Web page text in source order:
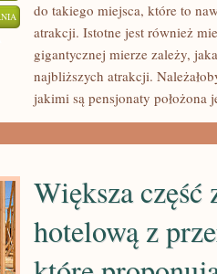
ZIMOWY
WYPAD
GÓRY
do takiego miejsca, które to
atrakcji. Istotne jest również
gigantycznej mierze zależy,
najbliższych atrakcji.
jakimi są pensjonaty położona
Większa część
hotelową z